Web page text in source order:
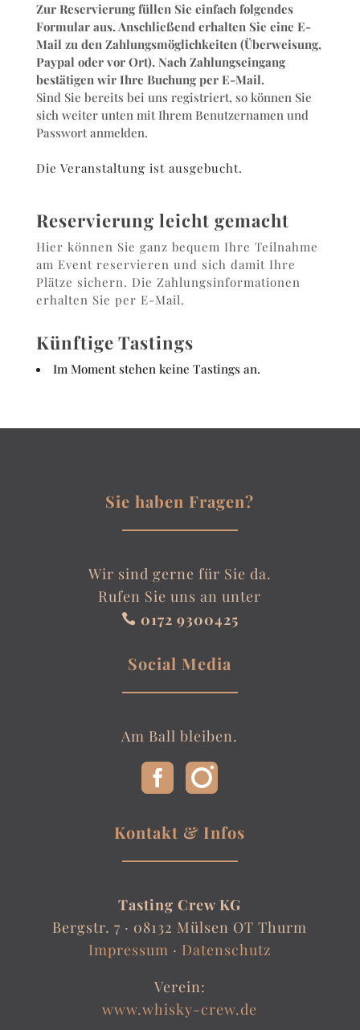
Zur Reservierung füllen Sie einfach folgendes
Formular aus. Anschließend erhalten Sie eine E-
Mail zu den Zahlungsmöglichkeiten (Überweisung,
Paypal oder vor Ort). Nach Zahlungseingang
bestätigen wir Ihre Buchung per E-Mail.
Sind Sie bereits bei uns registriert, so können Sie
sich weiter unten mit Ihrem Benutzernamen und
Passwort anmelden.
Die Veranstaltung ist ausgebucht.
Reservierung leicht gemacht
Hier können Sie ganz bequem Ihre Teilnahme
am Event reservieren und sich damit Ihre
Plätze sichern. Die Zahlungsinformationen
erhalten Sie per E-Mail.
Künftige Tastings
Im Moment stehen keine Tastings an.
Sie haben Fragen?
Wir sind gerne für Sie da.
Rufen Sie uns an unter
 0172 9300425
Social Media
Am Ball bleiben.
Kontakt & Infos
Tasting Crew KG
Bergstr. 7 · 08132 Mülsen OT Thurm
Impressum · Datenschutz
Verein:
www.whisky-crew.de